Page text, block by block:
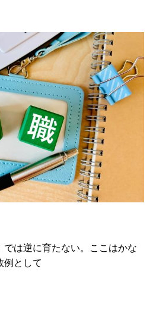
では逆に育たない。ここはかな
例として